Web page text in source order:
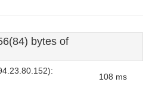
bytes of
108 ms